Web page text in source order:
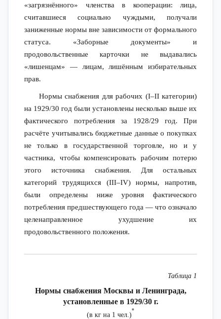
«загрязнённого» членства в кооперации: лица,
считавшиеся социально чуждыми, получали
заниженные нормы вне зависимости от формального
статуса. «Заборные документы» и
продовольственные карточки не выдавались
«лишенцам» — лицам, лишённым избирательных
прав.
Нормы снабжения для рабочих (I–II категории)
на 1929/30 год были установлены несколько выше их
фактического потребления за 1928/29 год. При
расчёте учитывались бюджетные данные о покупках
не только в государственной торговле, но и у
частника, чтобы компенсировать рабочим потерю
этого источника снабжения. Для остальных
категорий трудящихся (III–IV) нормы, напротив,
были определены ниже уровня фактического
потребления предшествующего года — что означало
целенаправленное ухудшение их
продовольственного положения.
Таблица 1
Нормы снабжения Москвы и Ленинграда,
установленные в 1929/30 г.
(в кг на 1 чел.)
*